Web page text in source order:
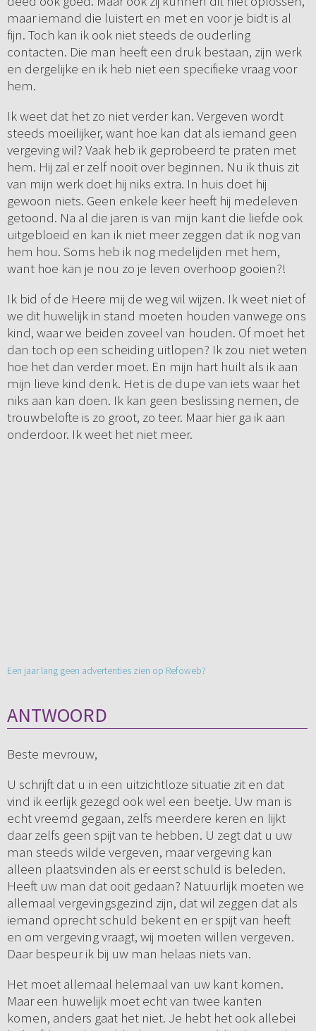
maar iemand die luistert en met en voor je bidt is al
fijn. Toch kan ik ook niet steeds de ouderling
contacten. Die man heeft een druk bestaan, zijn werk
en dergelijke en ik heb niet een specifieke vraag voor
hem.
Ik weet dat het zo niet verder kan. Vergeven wordt
steeds moeilijker, want hoe kan dat als iemand geen
vergeving wil? Vaak heb ik geprobeerd te praten met
hem. Hij zal er zelf nooit over beginnen. Nu ik thuis zit
van mijn werk doet hij niks extra. In huis doet hij
gewoon niets. Geen enkele keer heeft hij medeleven
getoond. Na al die jaren is van mijn kant die liefde ook
uitgebloeid en kan ik niet meer zeggen dat ik nog van
hem hou. Soms heb ik nog medelijden met hem,
want hoe kan je nou zo je leven overhoop gooien?!
Ik bid of de Heere mij de weg wil wijzen. Ik weet niet of
we dit huwelijk in stand moeten houden vanwege ons
kind, waar we beiden zoveel van houden. Of moet het
dan toch op een scheiding uitlopen? Ik zou niet weten
hoe het dan verder moet. En mijn hart huilt als ik aan
mijn lieve kind denk. Het is de dupe van iets waar het
niks aan kan doen. Ik kan geen beslissing nemen, de
trouwbelofte is zo groot, zo teer. Maar hier ga ik aan
onderdoor. Ik weet het niet meer.
Een jaar lang geen advertenties zien op Refoweb?
ANTWOORD
Beste mevrouw,
U schrijft dat u in een uitzichtloze situatie zit en dat
vind ik eerlijk gezegd ook wel een beetje. Uw man is
echt vreemd gegaan, zelfs meerdere keren en lijkt
daar zelfs geen spijt van te hebben. U zegt dat u uw
man steeds wilde vergeven, maar vergeving kan
alleen plaatsvinden als er eerst schuld is beleden.
Heeft uw man dat ooit gedaan? Natuurlijk moeten we
allemaal vergevingsgezind zijn, dat wil zeggen dat als
iemand oprecht schuld bekent en er spijt van heeft
en om vergeving vraagt, wij moeten willen vergeven.
Daar bespeur ik bij uw man helaas niets van.
Het moet allemaal helemaal van uw kant komen.
Maar een huwelijk moet echt van twee kanten
komen, anders gaat het niet. Je hebt het ook allebei